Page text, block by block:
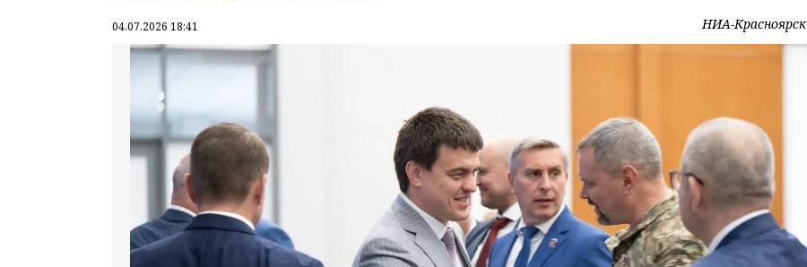
04.07.2026 18:41 НИА-Красноярск